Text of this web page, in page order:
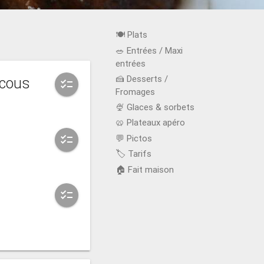
checklist
checklist
checklist
🍽️ Plats
🥗 Entrées / Maxi
entrées
🍰 Desserts /
Fromages
🍨 Glaces & sorbets
🥨 Plateaux apéro
💬 Pictos
🏷️ Tarifs
🏠 Fait maison